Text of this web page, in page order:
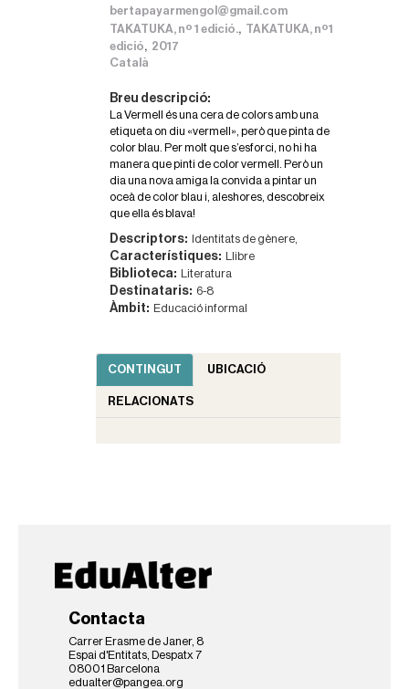
bertapayarmengol@gmail.com
TAKATUKA, nº 1 edició., TAKATUKA, nº1
edició, 2017
Català
Breu descripció:
La Vermell és una cera de colors amb una
etiqueta on diu «vermell», però que pinta de
color blau. Per molt que s’esforci, no hi ha
manera que pinti de color vermell. Però un
dia una nova amiga la convida a pintar un
oceà de color blau i, aleshores, descobreix
que ella és blava!
Descriptors: Identitats de gènere,
Característiques: Llibre
Biblioteca: Literatura
Destinataris: 6-8
Àmbit: Educació informal
CONTINGUT UBICACIÓ
RELACIONATS
Contacta
Carrer Erasme de Janer, 8
Espai d'Entitats, Despatx 7
08001 Barcelona
edualter@pangea.org